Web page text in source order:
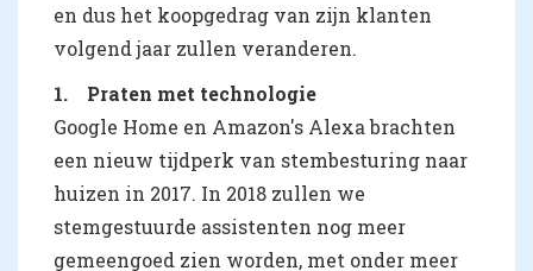
en dus het koopgedrag van zijn klanten
volgend jaar zullen veranderen.
1. Praten met technologie
Google Home en Amazon's Alexa brachten
een nieuw tijdperk van stembesturing naar
huizen in 2017. In 2018 zullen we
stemgestuurde assistenten nog meer
gemeengoed zien worden, met onder meer